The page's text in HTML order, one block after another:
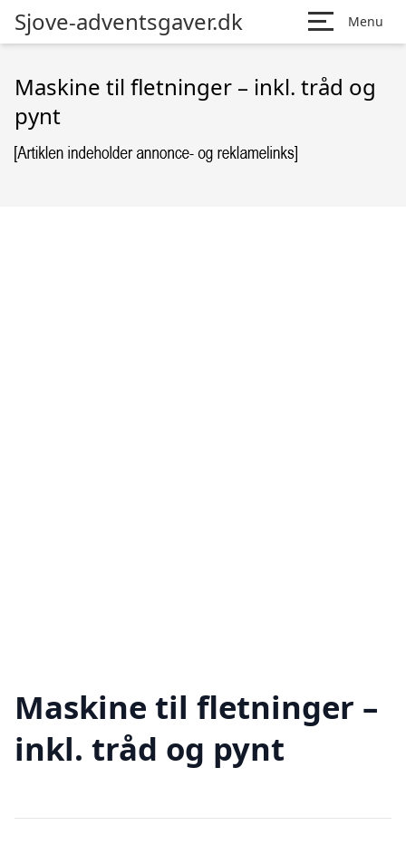
Sjove-adventsgaver.dk Menu
Maskine til fletninger – inkl. tråd og
pynt
Maskine til fletninger –
inkl. tråd og pynt